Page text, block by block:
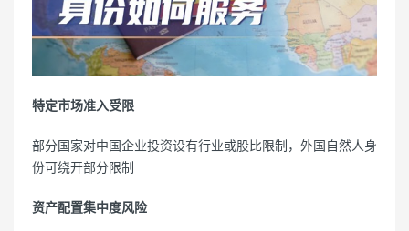
特定市场准入受限
部分国家对中国企业投资设有行业或股比限制，外国自然人身
份可绕开部分限制
资产配置集中度风险